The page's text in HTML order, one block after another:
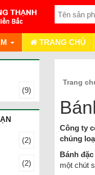
TRANG CHỦ
(9)
(2)
(2)
Trang
Công ty
chủng
Bánh
một chút